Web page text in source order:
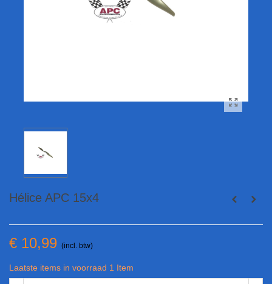
Hélice APC 15x4
€ 10,99 (incl. btw)
Laatste items in voorraad 1 Item